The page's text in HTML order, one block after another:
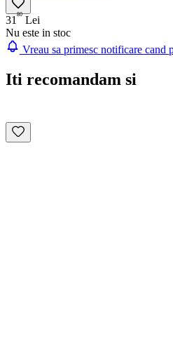
31 80 Lei
Nu este in stoc
Vreau sa primesc notificare cand
Iti recomandam si